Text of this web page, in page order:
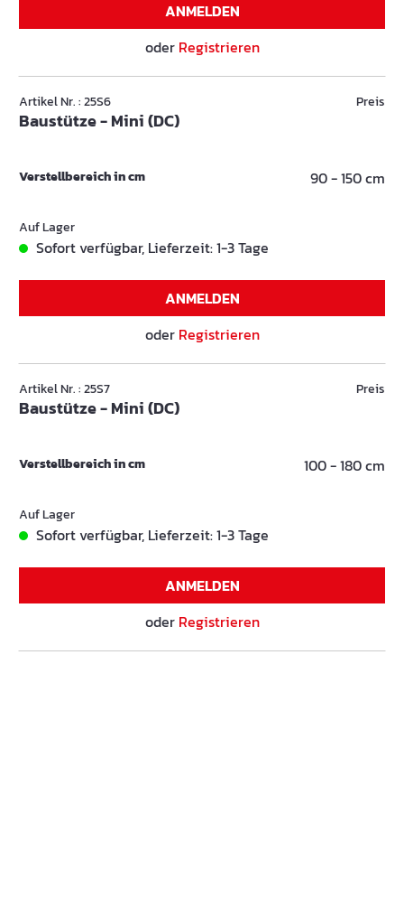
ANMELDEN
oder Registrieren
Artikel Nr. : 25S6
Baustütze - Mini (DC)
Preis
Verstellbereich in cm 90 - 150 cm
Auf Lager
Sofort verfügbar, Lieferzeit: 1-3 Tage
ANMELDEN
oder Registrieren
Artikel Nr. : 25S7
Baustütze - Mini (DC)
Preis
Verstellbereich in cm 100 - 180 cm
Auf Lager
Sofort verfügbar, Lieferzeit: 1-3 Tage
ANMELDEN
oder Registrieren